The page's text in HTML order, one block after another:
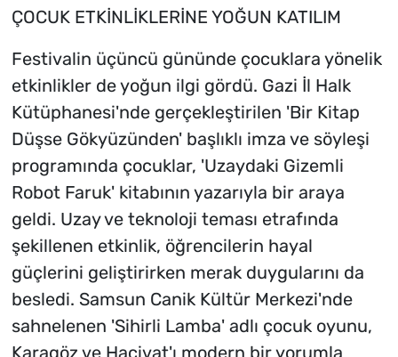
ÇOCUK ETKİNLİKLERİNE YOĞUN KATILIM
Festivalin üçüncü gününde çocuklara yönelik
etkinlikler de yoğun ilgi gördü. Gazi İl Halk
Kütüphanesi'nde gerçekleştirilen 'Bir Kitap
Düşse Gökyüzünden' başlıklı imza ve söyleşi
programında çocuklar, 'Uzaydaki Gizemli
Robot Faruk' kitabının yazarıyla bir araya
geldi. Uzay ve teknoloji teması etrafında
şekillenen etkinlik, öğrencilerin hayal
güçlerini geliştirirken merak duygularını da
besledi. Samsun Canik Kültür Merkezi'nde
sahnelenen 'Sihirli Lamba' adlı çocuk oyunu,